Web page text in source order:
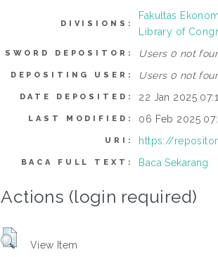
DIVISIONS:
Fakultas
Library of
SWORD DEPOSITOR: Users 0 not
DEPOSITING USER: Users 0 not
DATE DEPOSITED: 22 Jan 2025
LAST MODIFIED: 06 Feb 2025
URI: https://
BACA FULL TEXT: Baca Sekarang
Actions (login required)
View Item